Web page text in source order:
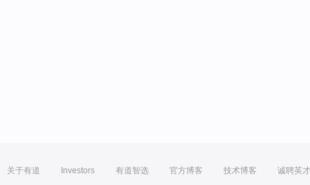
关于有道 Investors 有道智选 官方博客 技术博客 诚聘英才